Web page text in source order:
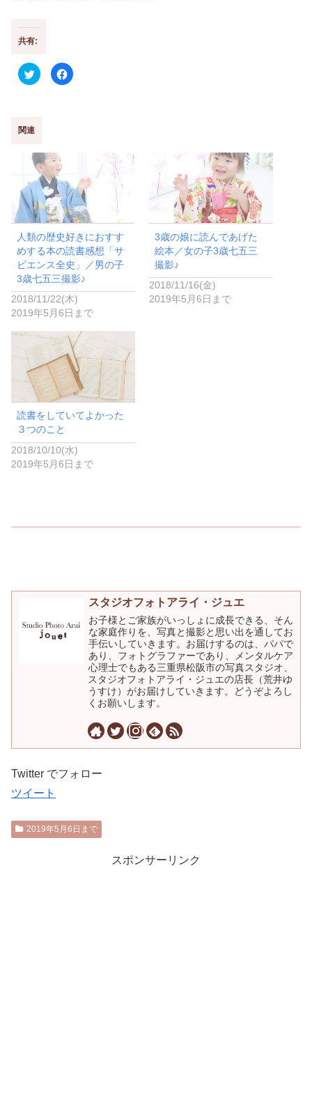
共有:
ク
リ
t
e
r
で
共
有
(
新
し
い
ウ
ィ
ン
ド
ウ
で
開
き
ま
す
F
a
に
は
ク
リ
ッ
ク
て
く
だ
さ
い
(
新
し
い
ウ
ン
ド
ウ
で
開
き
ま
す
)
関連
人類の歴史好きにおすす
めする本の読書感想「サ
ピエンス全史」／男の子
3歳七五三撮影♪
2018/11/22(木)
2019年5月6日まで
3歳の娘に読んであげた
絵本／女の子3歳七五三
撮影♪
2018/11/16(金)
2019年5月6日まで
読書をしていてよかった
３つのこと
2018/10/10(水)
2019年5月6日まで
スタジオフォトアライ・ジュエ
お子様とご家族がいっしょに成長できる、そん
な家庭作りを、写真と撮影と思い出を通してお
手伝いしていきます。お届けするのは、パパで
あり、フォトグラファーであり、メンタルケア
心理士でもある三重県松阪市の写真スタジオ、
スタジオフォトアライ・ジュエの店長（荒井ゆ
うすけ）がお届けしていきます。どうぞよろし
くお願いします。
Twitter でフォロー
ツイート
2019年5月6日まで
スポンサーリンク